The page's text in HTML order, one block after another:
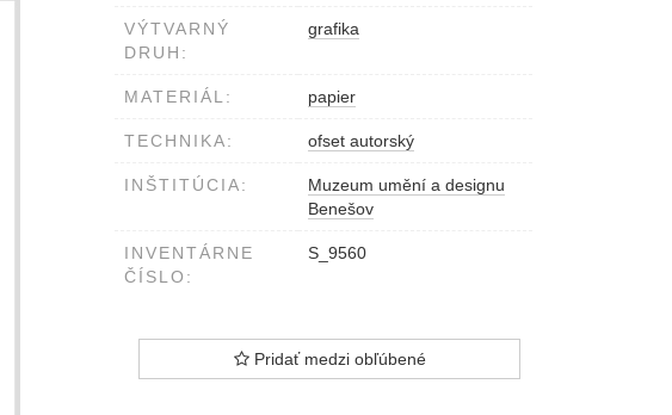
VÝTVARNÝ
DRUH:
grafika
MATERIÁL: papier
TECHNIKA: ofset autorský
INŠTITÚCIA:
Muzeum umění a designu
Benešov
INVENTÁRNE
ČÍSLO:
S_9560
Pridať medzi obľúbené